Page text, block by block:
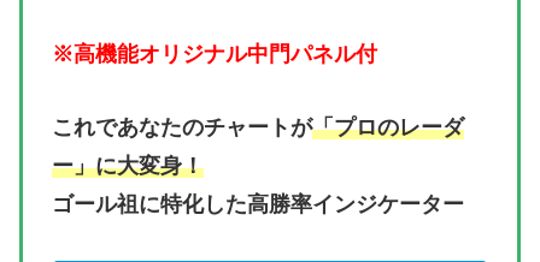
※高機能オリジナル中門パネル付
これであなたのチャートが「プロのレーダ
ー」に大変身！
ゴール祖に特化した高勝率インジケーター